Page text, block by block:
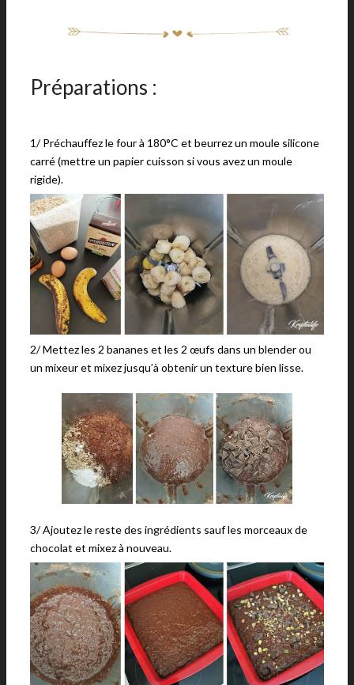
Préparations :
1/ Préchauffez le four à 180°C et beurrez un moule silicone
carré (mettre un papier cuisson si vous avez un moule
rigide).
2/ Mettez les 2 bananes et les 2 œufs dans un blender ou
un mixeur et mixez jusqu’à obtenir un texture bien lisse.
3/ Ajoutez le reste des ingrédients sauf les morceaux de
chocolat et mixez à nouveau.